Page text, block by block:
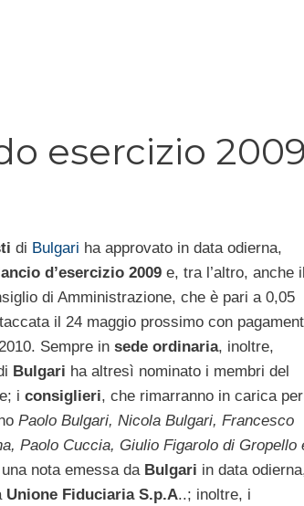
esercizio 2009
di Bulgari ha approvato in data odierna,
d’esercizio 2009e, tra l’altro, anche il
di Amministrazione, che è pari a 0,05
il 24 maggio prossimo con
Sempre in sede ordinaria, inoltre,
Bulgari ha altresì nominato i membri del
i consiglieri, che rimarranno in carica
Paolo Bulgari, Nicola Bulgari, Francesco
Paolo Cuccia, Giulio Figarolo di Gropello
nota emessa da Bulgari in data
Unione Fiduciaria S.p.A..; inoltre, i